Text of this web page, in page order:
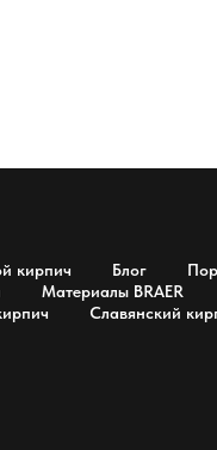
кирпич Блог
Материалы BRAER
Славянский